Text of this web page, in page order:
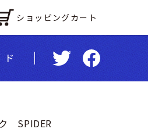
ショッピングカート
ド
SPIDER